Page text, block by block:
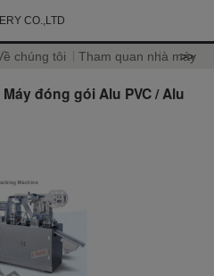
CO.,LTD
chúng tôi Tham quan nhà máy
>>
đóng gói Alu PVC / Alu